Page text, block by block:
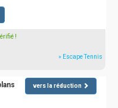
!
» Escape Tennis
vers la réduction